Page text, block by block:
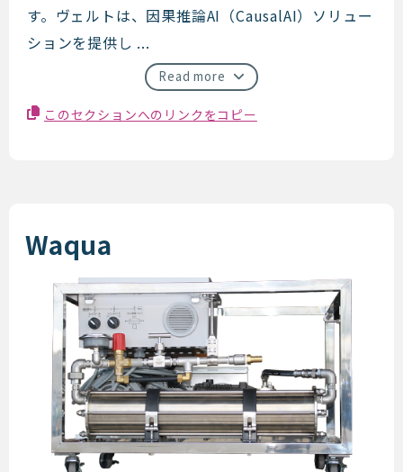
す。ヴェルトは、因果推論AI（CausalAI）ソリュー
ションを提供し ...
Read more
このセクションへのリンクをコピー
Waqua